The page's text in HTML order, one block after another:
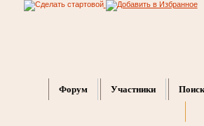
Форум Участники